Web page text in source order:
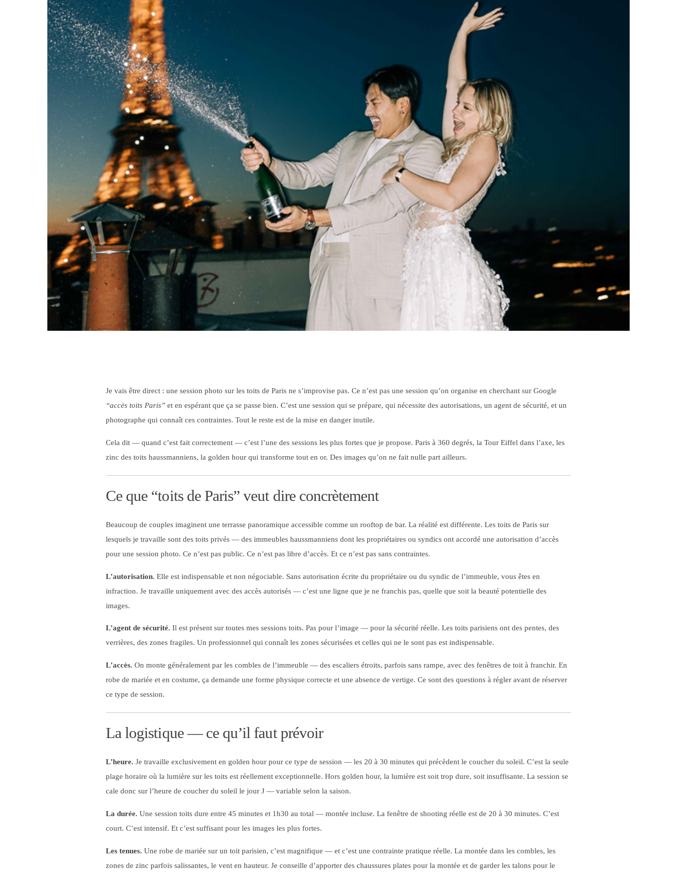
Je vais être direct : une session photo sur les toits de Paris ne s’improvise pas. Ce n’est pas une session qu’on organise en cherchant sur Google
“accès toits Paris”et en espérant que ça se passe bien. C’est une session qui se prépare, qui nécessite des autorisations, un agent de sécurité, et un
photographe qui connaît ces contraintes. Tout le reste est de la mise en danger inutile.
Cela dit — quand c’est fait correctement — c’est l’une des sessions les plus fortes que je propose. Paris à 360 degrés, la Tour Eiffel dans l’axe, les
zinc des toits haussmanniens, la golden hour qui transforme tout en or. Des images qu’on ne fait nulle part ailleurs.
Ce que “toits de Paris” veut dire concrètement
Beaucoup de couples imaginent une terrasse panoramique accessible comme un rooftop de bar. La réalité est différente. Les toits de Paris sur
lesquels je travaille sont des toits privés — des immeubles haussmanniens dont les propriétaires ou syndics ont accordé une autorisation d’accès
pour une session photo. Ce n’est pas public. Ce n’est pas libre d’accès. Et ce n’est pas sans contraintes.
L’autorisation. Elle est indispensable et non négociable. Sans autorisation écrite du propriétaire ou du syndic de l’immeuble, vous êtes en
infraction. Je travaille uniquement avec des accès autorisés — c’est une ligne que je ne franchis pas, quelle que soit la beauté potentielle des
images.
L’agent de sécurité. Il est présent sur toutes mes sessions toits. Pas pour l’image — pour la sécurité réelle. Les toits parisiens ont des pentes, des
verrières, des zones fragiles. Un professionnel qui connaît les zones sécurisées et celles qui ne le sont pas est indispensable.
L’accès. On monte généralement par les combles de l’immeuble — des escaliers étroits, parfois sans rampe, avec des fenêtres de toit à franchir. En
robe de mariée et en costume, ça demande une forme physique correcte et une absence de vertige. Ce sont des questions à régler avant de réserver
ce type de session.
La logistique — ce qu’il faut prévoir
L’heure. Je travaille exclusivement en golden hour pour ce type de session — les 20 à 30 minutes qui précèdent le coucher du soleil. C’est la seule
plage horaire où la lumière sur les toits est réellement exceptionnelle. Hors golden hour, la lumière est soit trop dure, soit insuffisante. La session se
cale donc sur l’heure de coucher du soleil le jour J — variable selon la saison.
La durée. Une session toits dure entre 45 minutes et 1h30 au total — montée incluse. La fenêtre de shooting réelle est de 20 à 30 minutes. C’est
court. C’est intensif. Et c’est suffisant pour les images les plus fortes.
Les tenues. Une robe de mariée sur un toit parisien, c’est magnifique — et c’est une contrainte pratique réelle. La montée dans les combles, les
zones de zinc parfois salissantes, le vent en hauteur. Je conseille d’apporter des chaussures plates pour la montée et de garder les talons pour le